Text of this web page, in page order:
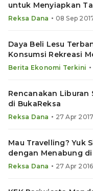
untuk Menyiapkan
Reksa Dana • 08 Sep
Daya Beli Lesu
Konsumsi Rekreasi
Berita Ekonomi Terkini •
Rencanakan Liburan
di BukaReksa
Reksa Dana • 27 Apr 2017
Mau Travelling? Yuk
dengan Menabung di
Reksa Dana • 27 Apr 2016